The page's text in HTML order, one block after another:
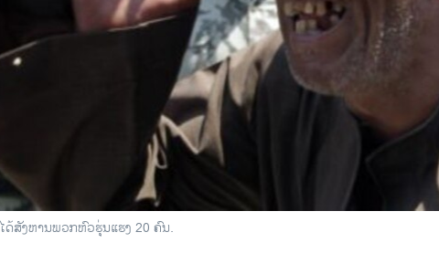
ສັງຫານພວກຫົວຮຸ່ນແຮງ 20 ຄົນ.